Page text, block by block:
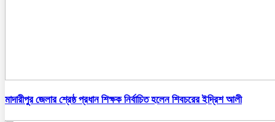
মাদারীপুর জেলার শ্রেষ্ঠ প্রধান শিক্ষক নির্বাচিত হলেন শিবচরের ইদ্রিশ আলী